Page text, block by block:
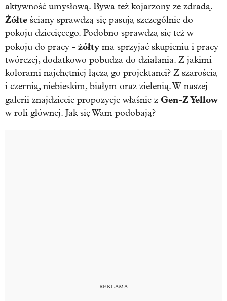
aktywność umysłową. Bywa też kojarzony ze zdradą.
Żółte ściany sprawdzą się pasują szczególnie do
pokoju dziecięcego. Podobno sprawdzą się też w
pokoju do pracy - żółty ma sprzyjać skupieniu i pracy
twórczej, dodatkowo pobudza do działania. Z jakimi
kolorami najchętniej łączą go projektanci? Z szarością
i czernią, niebieskim, białym oraz zielenią. W naszej
galerii znajdziecie propozycje właśnie z Gen-Z Yellow
w roli głównej. Jak się Wam podobają?